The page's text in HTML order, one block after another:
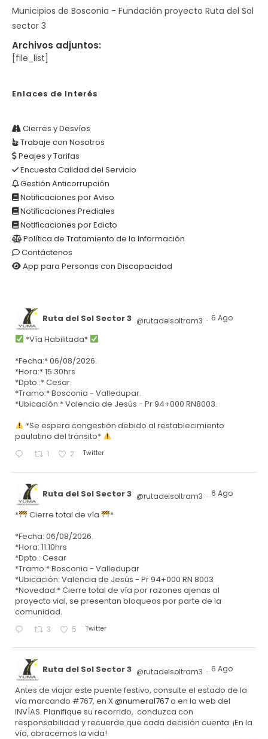
Municipios de Bosconia - Fundación proyecto Ruta del Sol
sector 3
Archivos adjuntos:
[file_list]
Enlaces de Interés
Cierres y Desvíos
Trabaje con Nosotros
Peajes y Tarifas
Encuesta Calidad del Servicio
Gestión Anticorrupción
Notificaciones por Aviso
Notificaciones Prediales
Notificaciones por Edicto
Política de Tratamiento de la Información
Contáctenos
App para Personas con Discapacidad
Ruta del Sol Sector 3 @rutadelsoltram3 · 6 Ago
*Vía Habilitada*
*Fecha:* 06/08/2026.
*Hora:* 15:30hrs
*Dpto.:* Cesar.
*Tramo:* Bosconia - Valledupar.
*Ubicación:* Valencia de Jesús - Pr 94+000 RN8003.
*Se espera congestión debido al restablecimiento
paulatino del tránsito*
1 2 Twitter
Ruta del Sol Sector 3 @rutadelsoltram3 · 6 Ago
* Cierre total de vía
*
*Fecha: 06/08/2026.
*Hora: 11:10hrs
*Dpto.: Cesar
*Tramo:* Bosconia - Valledupar
*Ubicación: Valencia de Jesús - Pr 94+000 RN 8003
*Novedad:* Cierre total de vía por razones ajenas al
proyecto vial, se presentan bloqueos por parte de la
comunidad.
3 5 Twitter
Ruta del Sol Sector 3 @rutadelsoltram3 · 6 Ago
Antes de viajar este puente festivo, consulte el estado de la
vía marcando #767, en X@numeral767o en la web del
INVÍAS. Planifique su recorrido, conduzca con
responsabilidad y recuerde que cada decisión cuenta. ¡En la
vía, abracemos la vida!